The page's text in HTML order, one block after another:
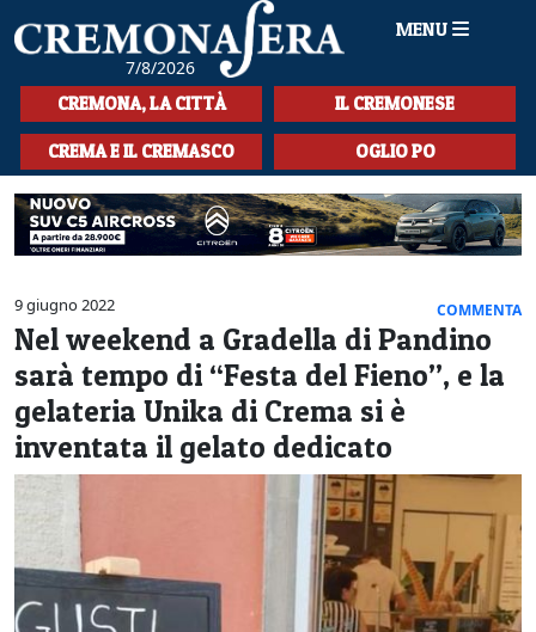
7/8/2026
MENU
HOME
CRONACA
SPORT
LA MUSICA
CULTURA
LA STORIA
SPETTACOLI
L'EDITORIALE
SEZIONI
CREMONA, LA CITTÀ IL CREMONESE
CREMA E IL CREMASCO OGLIO PO
9 giugno 2022 COMMENTA
Nel weekend a Gradella di Pandino
sarà tempo di “Festa del Fieno”, e la
gelateria Unika di Crema si è
inventata il gelato dedicato